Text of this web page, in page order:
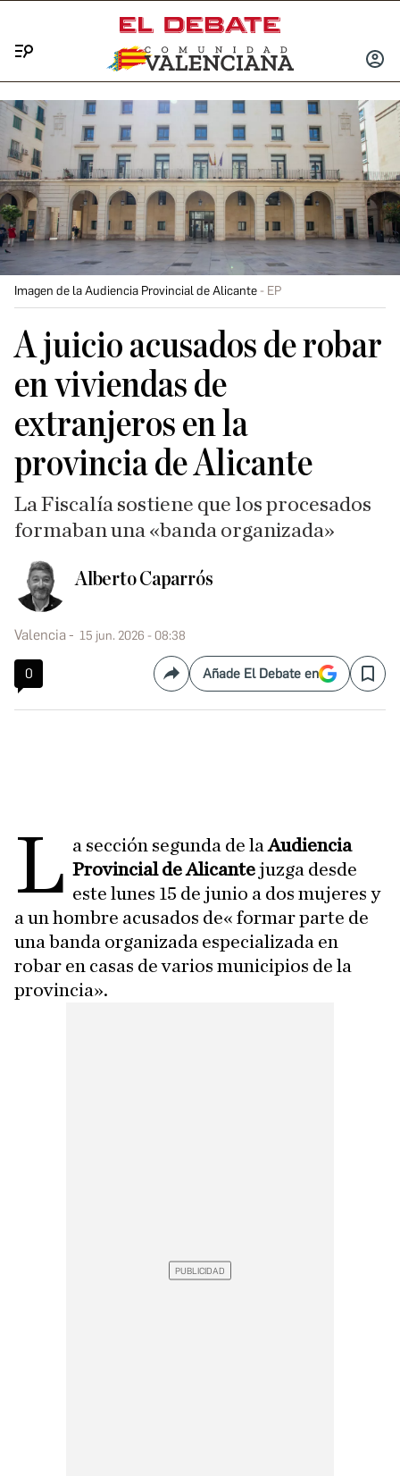
INICIAR
Imagen de la Audiencia Provincial de Alicante EP
A juicio acusados de robar
en viviendas de
extranjeros en la
provincia de Alicante
La Fiscalía sostiene que los procesados
formaban una «banda organizada»
Alberto Caparrós
Valencia 15 jun. 2026 - 08:38
0 CompartirAñade El Debate en Save
L a sección segunda de laAudiencia
Provincial de Alicantejuzga desde
este lunes 15 de junio a dos mujeres y
a un hombre acusados de« formar parte de
una banda organizada especializada en
robar en casas de varios municipios de la
provincia».